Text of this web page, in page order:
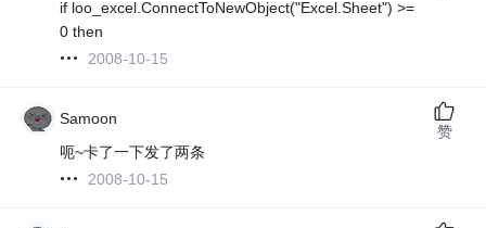
if loo_excel.ConnectToNewObject("Excel.Sheet") >=
0 then
2008-10-15
Samoon
呃~卡了一下发了两条
2008-10-15
赞